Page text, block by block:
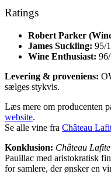
Ratings
Robert Parker
James Suckling: 95/
Wine Enthusiast:
Levering & proveniens:
sælges stykvis.
Læs mere om producenten
website.
Se alle vine fra Château
Konklusion: Château
Pauillac med aristokratisk
for samlere, der ønsker en